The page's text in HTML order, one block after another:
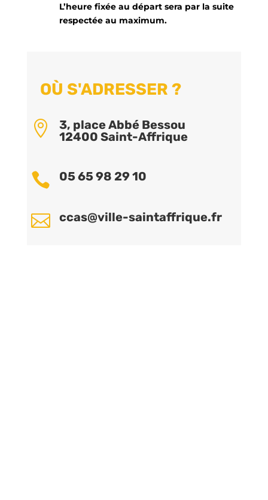
OÙ S'ADRESSER ?

3, place Abbé Bessou
12400 Saint-Affrique
 05 65 98 29 10
 ccas@ville-saintaffrique.fr
L’heure fixée au départ sera par la suite
respectée au maximum.